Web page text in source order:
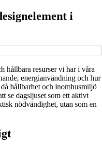
i
hållbara resurser vi har i våra
energianvändning och hur
hållbarhet och inomhusmiljö
se dagsljuset som ett aktivt
nödvändighet, utan som en